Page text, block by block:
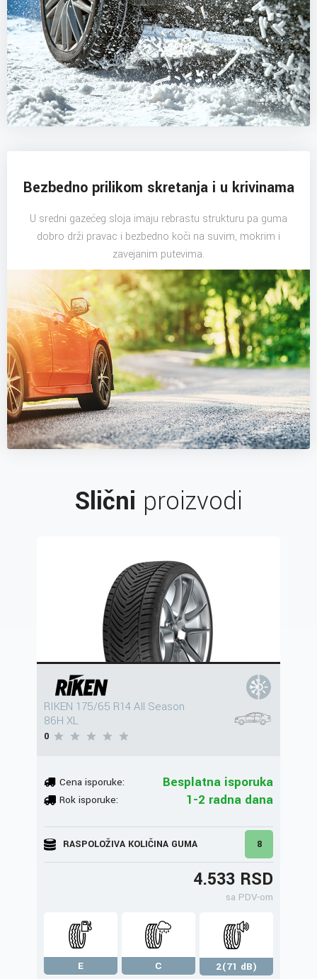
Bezbedno prilikom skretanja i u krivinama
U sredni gazećeg sloja imaju rebrastu strukturu pa guma
dobro drži pravac i bezbedno koči na suvim, mokrim i
zavejanim putevima.
Slični proizvodi
RIKEN 175/65 R14 All Season
86H XL
0
Cena isporuke: Besplatna isporuka
Rok isporuke: 1-2 radna dana
RASPOLOŽIVA KOLIČINA GUMA 8
4.533 RSD
sa PDV-om
E C
2(71 dB)